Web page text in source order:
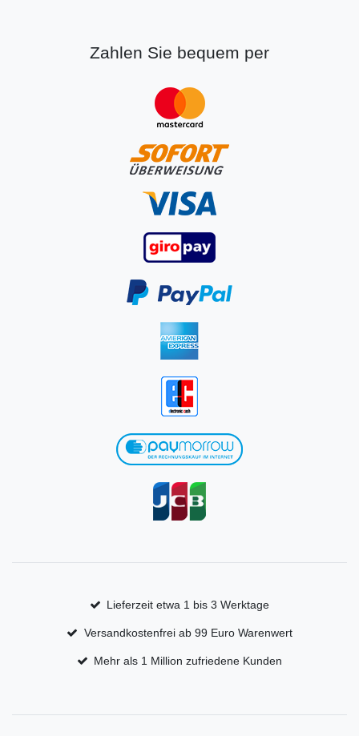
Zahlen Sie bequem per
Lieferzeit etwa 1 bis 3 Werktage
Versandkostenfrei ab 99 Euro Warenwert
Mehr als 1 Million zufriedene Kunden